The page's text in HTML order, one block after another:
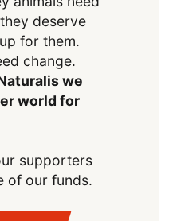
deserve
for them.
change.
we
world for
supporters
of our funds.